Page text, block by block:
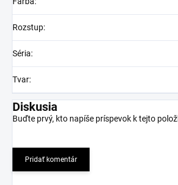
Rozstup:
Séria:
Tvar:
Diskusia
Buďte prvý, kto napíše príspevok k tejto
Pridať komentár